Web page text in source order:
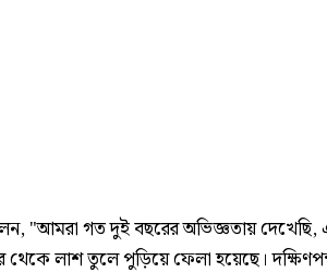
"আমরা গত দুই বছরের অভিজ্ঞতায়
লাশ তুলে পুড়িয়ে ফেলা হয়েছে।